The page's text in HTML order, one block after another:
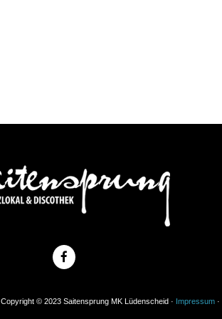
Copyright © 2023 Saitensprung MK Lüdenscheid · Impressum·